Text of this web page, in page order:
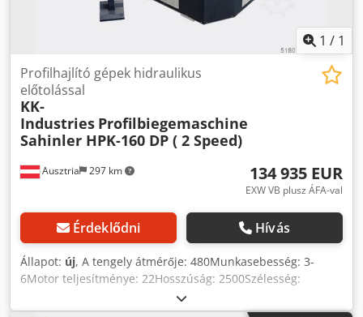
1 / 1
Ausztria 297 km
Profilhajlító gépek hidraulikus
előtolással
KK-
Industries Profilbiegemaschine
Sahinler HPK-160 DP ( 2 Speed)
134 935 EUR
EXW VB plusz ÁFA-val
Érdeklődni Hívás
Állapot: új, A tengely átmérője: 480Munkasebesség: 3-
6Motor teljesítménye: 22Hosszúság: 2500Szélesség:
2200Magasság: 2300Súly kb.: 9300 Műszaki adatok: -
Acélszerkezetű hegesztett váz - 3 görgő hajtott - Nagy